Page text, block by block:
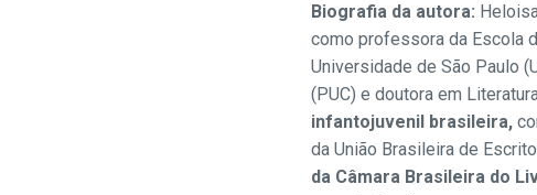
Biografia da autora:
como professora da Escola
Universidade de São Paulo
(PUC) e doutora em
infantojuvenil brasileira,
da União Brasileira de
da Câmara Brasileira do